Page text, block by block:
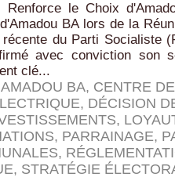
Renforce le Choix
BA lors de la
du Parti Socialiste
avec conviction son
clé...
AMADOU BA, CENTRE
, DÉCISION
,
, PARRAINAGE,
,
, STRATÉGIE